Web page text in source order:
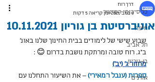
כל סיכומי השיעור
חיפה
תל אביב
בן-גוריון
אורנים
אוניברסיטת בן גוריון 10.11.2021
דרך רוח
9 בנוב׳ 2021
זמן קריאה 5 דקות
שבוע שישי של לימודים בבית החינוך שלנו באונ'
ב"ג. רוח טובה ומרתקת נושבת בדרום 😊 :
מחזור ג' (יב')
ספרות (ענבל המאירי) – את השיעור התחלנו עם